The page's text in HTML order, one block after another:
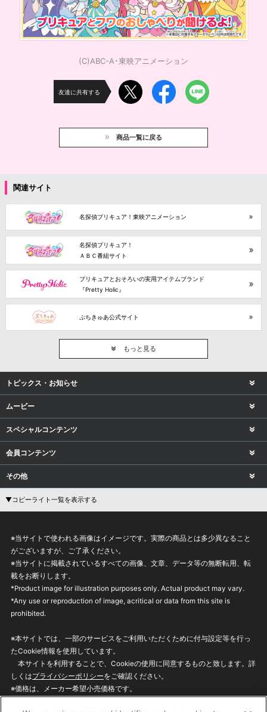
(C)ABC-A･東映アニメーション
友達に共有する
商品一覧に戻る
関連サイト
名探偵プリキュア！東映アニメーション
名探偵プリキュア！
ＡＢＣ番組サイト
プリキュアとおそろいの実用アイテムブランド
『Pretty Holic』
ぷちきゅあ公式サイト
もっと見る
トピックス・お知らせ
ムービー
スペシャルコンテンツ
会員コンテンツ
その他
▼コピーライト一覧を表示する
※当サイトで使われる画像はイメージです。実際の商品とは多少異なること
がございますが、ご了承ください。
※当サイトに掲載されているすべての画像、文章、データ等の無断転用、転
載をお断りします。
*Product image for illustration purposes only. Actual product may vary.
*Any use or reproduction of image, acritical or data from this site is
prohibited.
※本サイトでは、一部のサービスをご利用いただくために付与設定等を行っ
たCookie情報を使用しています。
本サイトを利用することで、Cookieの使用に同意するものと致します。詳
しくはプライバシーポリシーをご確認ください。
※価格は、メーカー希望小売価格です。